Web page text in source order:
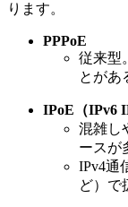
ります。
PPPoE
従来型
とがあ
IPoE（IPv6
混雑し
ースが
IPv4通
ど）で